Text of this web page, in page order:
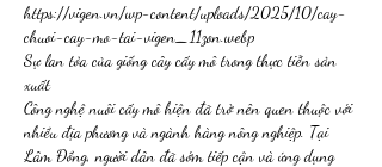
https://vigen.vn/wp-content/uploads/2025/10/cay-
chuoi-cay-mo-tai-vigen_11zon.webp
Sự lan tỏa của giống cây cấy mô trong thực tiễn sản
xuất
Công nghệ nuôi cấy mô hiện đã trở nên quen thuộc với
nhiều địa phương và ngành hàng nông nghiệp. Tại
Lâm Đồng, người dân đã sớm tiếp cận và ứng dụng